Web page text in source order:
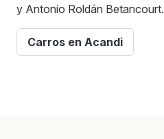
y Antonio Roldán Betancourt.
Carros en Acandi